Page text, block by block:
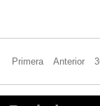
Primera Anterior